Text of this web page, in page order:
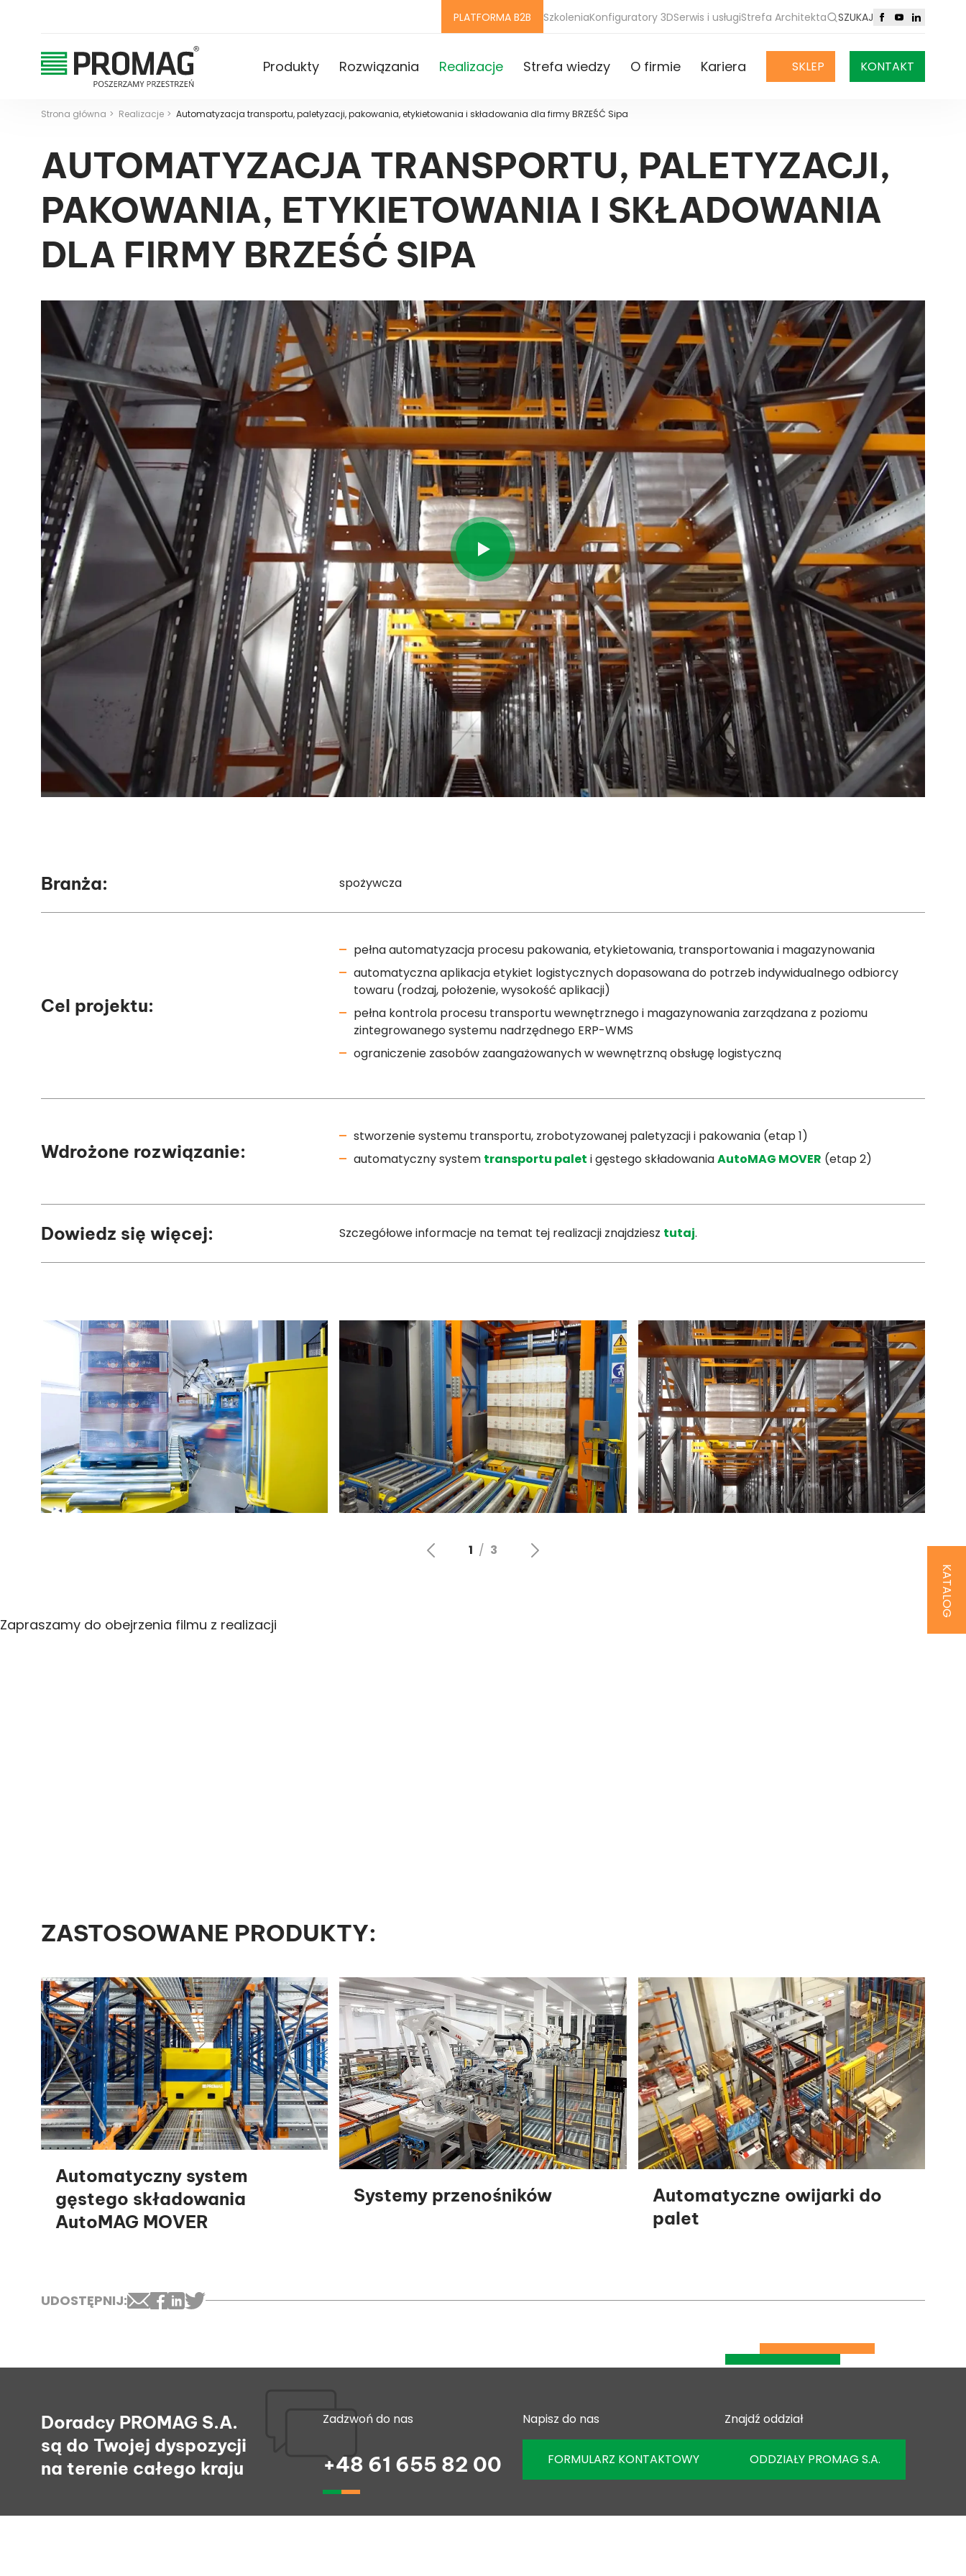
PLATFORMA B2B SzkoleniaKonfiguratory 3DSerwis i usługiStrefa Architekta SZUKAJ
Produkty Rozwiązania Realizacje Strefa wiedzy O firmie Kariera SKLEP KONTAKT
Strona główna Realizacje Automatyzacja transportu, paletyzacji, pakowania, etykietowania i składowania dla firmy BRZEŚĆ Sipa
AUTOMATYZACJA TRANSPORTU, PALETYZACJI,
PAKOWANIA, ETYKIETOWANIA I SKŁADOWANIA
DLA FIRMY BRZEŚĆ SIPA
Branża: spożywcza
Cel projektu:
pełna automatyzacja procesu pakowania, etykietowania, transportowania i magazynowania
automatyczna aplikacja etykiet logistycznych dopasowana do potrzeb indywidualnego odbiorcy
towaru (rodzaj, położenie, wysokość aplikacji)
pełna kontrola procesu transportu wewnętrznego i magazynowania zarządzana z poziomu
zintegrowanego systemu nadrzędnego ERP-WMS
ograniczenie zasobów zaangażowanych w wewnętrzną obsługę logistyczną
Wdrożone rozwiązanie:
stworzenie systemu transportu, zrobotyzowanej paletyzacji i pakowania (etap 1)
automatyczny system transportu palet i gęstego składowaniaAutoMAG MOVER (etap 2)
Dowiedz się więcej: Szczegółowe informacje na temat tej realizacji znajdziesz tutaj.
Zapraszamy do obejrzenia filmu z realizacji
ZASTOSOWANE PRODUKTY:
Automatyczny system
gęstego składowania
AutoMAG MOVER
Systemy przenośników
Automatyczne owijarki do
palet
UDOSTĘPNIJ:
KATALOG
Doradcy PROMAG S.A.
są do Twojej dyspozycji
na terenie całego kraju
Zadzwoń do nas
+48 61 655 82 00
Napisz do nas
FORMULARZ KONTAKTOWY
Znajdź oddział
ODDZIAŁY PROMAG S.A.